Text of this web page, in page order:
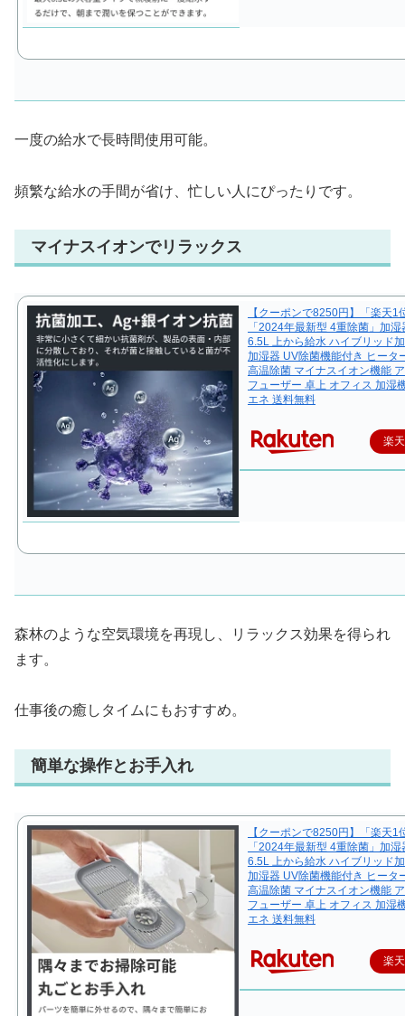
一度の給水で長時間使用可能。
頻繁な給水の手間が省け、忙しい人にぴったりです。
マイナスイオンでリラックス
【クーポンで8250円】「楽天1
「2024年最新型 4重除菌」加
6.5L 上から給水 ハイブリッド
加湿器 UV除菌機能付き ヒータ
高温除菌 マイナスイオン機能
フューザー 卓上 オフィス 加湿
エネ 送料無料
楽
森林のような空気環境を再現し、リラックス効果を得られ
ます。
仕事後の癒しタイムにもおすすめ。
簡単な操作とお手入れ
【クーポンで8250円】「楽天1
「2024年最新型 4重除菌」加
6.5L 上から給水 ハイブリッド
加湿器 UV除菌機能付き ヒータ
高温除菌 マイナスイオン機能
フューザー 卓上 オフィス 加湿
エネ 送料無料
楽